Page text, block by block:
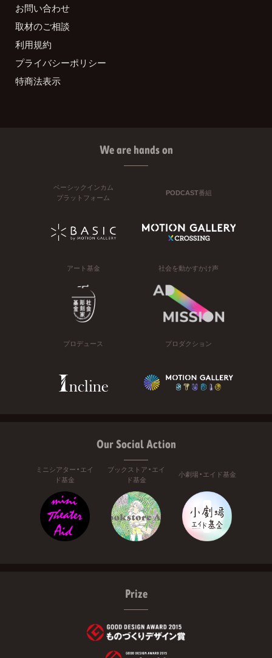
お問い合わせ
取材のご相談
利用規約
プライバシーポリシー
特商法表示
We are hands on
ベーシックインカム
プラットフォーム
PODCAST番組
アート基金 社会を動かすかけ声
プロデュース プロダクション
Our Social Action
ミニシアター・エイ
ド基金
ブックストア・エイ
ド基金
小劇場・エイド基金
Prize